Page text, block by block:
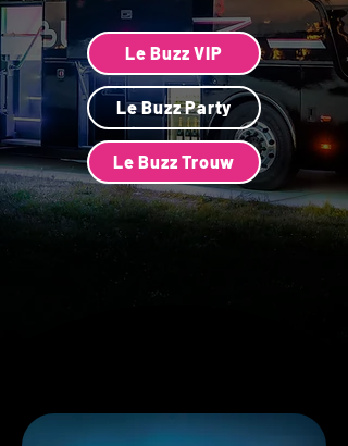
Le Buzz VIP
Le Buzz Party
Le Buzz Trouw